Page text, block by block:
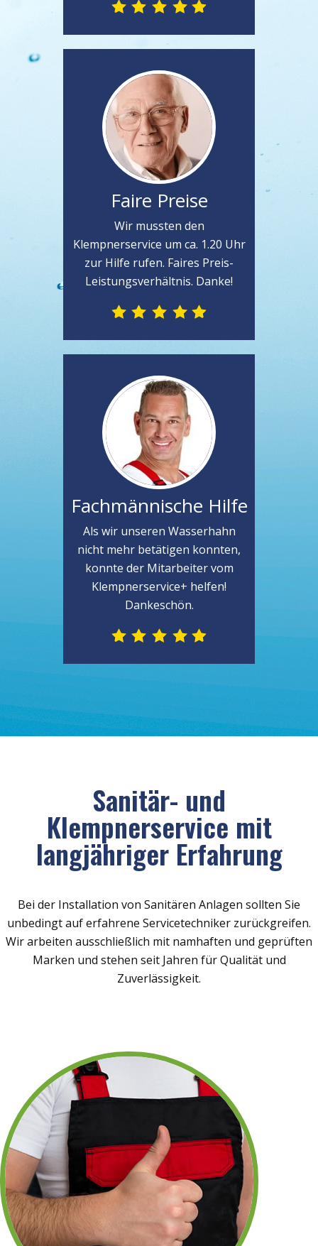
Faire Preise
Wir mussten den
Klempnerservice um ca. 1.20 Uhr
zur Hilfe rufen. Faires Preis-
Leistungsverhältnis. Danke!
Fachmännische Hilfe
Als wir unseren Wasserhahn
nicht mehr betätigen konnten,
konnte der Mitarbeiter vom
Klempnerservice+ helfen!
Dankeschön.
Sanitär- und
Klempnerservice mit
langjähriger Erfahrung
Bei der Installation von Sanitären Anlagen sollten Sie
unbedingt auf erfahrene Servicetechniker zurückgreifen.
Wir arbeiten ausschließlich mit namhaften und geprüften
Marken und stehen seit Jahren für Qualität und
Zuverlässigkeit.